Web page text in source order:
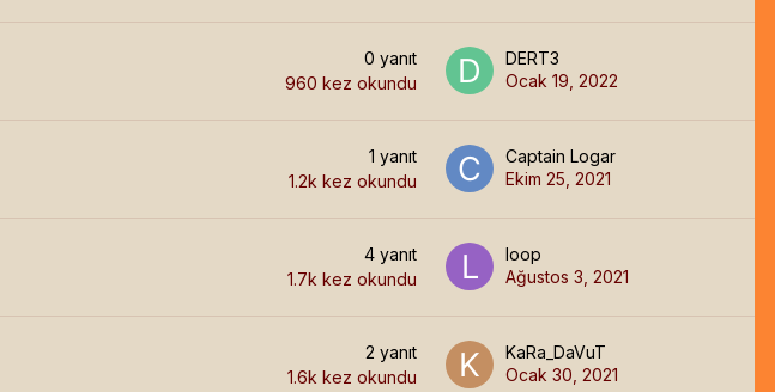
0 yanıt
960 kez okundu
DERT3
Ocak 19, 2022
1 yanıt
1.2k kez okundu
Captain Logar
Ekim 25, 2021
4 yanıt
1.7k kez okundu
loop
Ağustos 3, 2021
2 yanıt
1.6k kez okundu
KaRa_DaVuT
Ocak 30, 2021